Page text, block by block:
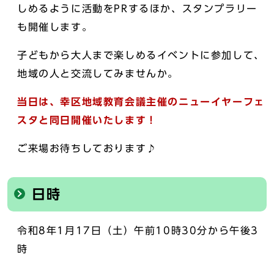
しめるように活動をPRするほか、スタンプラリー
も開催します。
子どもから大人まで楽しめるイベントに参加して、
地域の人と交流してみませんか。
当日は、幸区地域教育会議主催のニューイヤーフェ
スタと同日開催いたします！
ご来場お待ちしております♪
日時
令和8年1月17日（土）午前10時30分から午後3
時